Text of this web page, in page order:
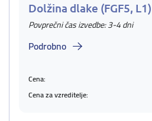
Dolžina dlake (FGF5, L1)
Povprečni čas izvedbe: 3-4 dni
Podrobno
Cena:
Cena za vzreditelje: